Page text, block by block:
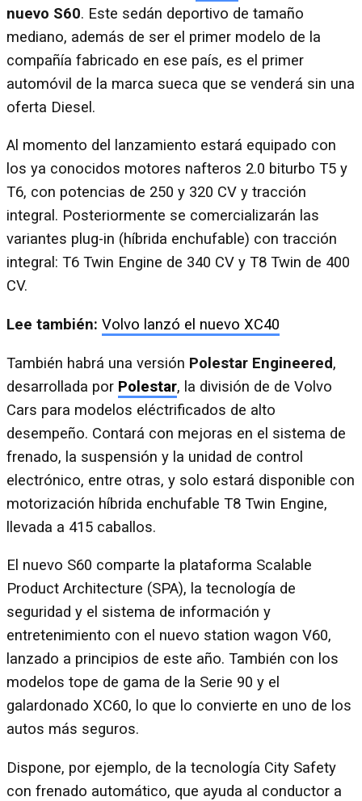
nuevo S60. Este sedán deportivo de tamaño
mediano, además de ser el primer modelo de la
compañía fabricado en ese país, es el primer
automóvil de la marca sueca que se venderá sin una
oferta Diesel.
Al momento del lanzamiento estará equipado con
los ya conocidos motores nafteros 2.0 biturbo T5 y
T6, con potencias de 250 y 320 CV y tracción
integral. Posteriormente se comercializarán las
variantes plug-in (híbrida enchufable) con tracción
integral: T6 Twin Engine de 340 CV y T8 Twin de 400
CV.
Lee también: Volvo lanzó el nuevo XC40
También habrá una versión Polestar Engineered,
desarrollada por Polestar, la división de de Volvo
Cars para modelos eléctrificados de alto
desempeño. Contará con mejoras en el sistema de
frenado, la suspensión y la unidad de control
electrónico, entre otras, y solo estará disponible con
motorización híbrida enchufable T8 Twin Engine,
llevada a 415 caballos.
El nuevo S60 comparte la plataforma Scalable
Product Architecture (SPA), la tecnología de
seguridad y el sistema de información y
entretenimiento con el nuevo station wagon V60,
lanzado a principios de este año. También con los
modelos tope de gama de la Serie 90 y el
galardonado XC60, lo que lo convierte en uno de los
autos más seguros.
Dispone, por ejemplo, de la tecnología City Safety
con frenado automático, que ayuda al conductor a